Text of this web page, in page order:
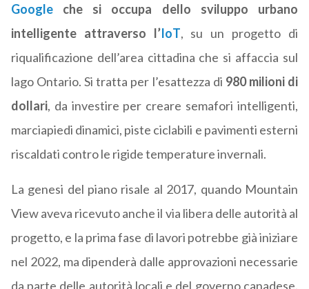
Googleche si occupa dello sviluppo urbano
intelligente attraverso l’IoT, su un progetto di
riqualificazione dell’area cittadina che si affaccia sul
lago Ontario. Si tratta per l’esattezza di 980 milioni di
dollari, da investire per creare semafori intelligenti,
marciapiedi dinamici, piste ciclabili e pavimenti esterni
riscaldati contro le rigide temperature invernali.
La genesi del piano risale al 2017, quando Mountain
View aveva ricevuto anche il via libera delle autorità al
progetto, e la prima fase di lavori potrebbe già iniziare
nel 2022, ma dipenderà dalle approvazioni necessarie
da parte delle autorità locali e del governo canadese.